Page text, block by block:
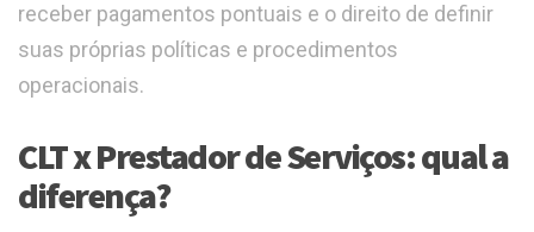
receber pagamentos pontuais e o direito de definir
suas próprias políticas e procedimentos
operacionais.
CLT x Prestador de Serviços: qual a
diferença?